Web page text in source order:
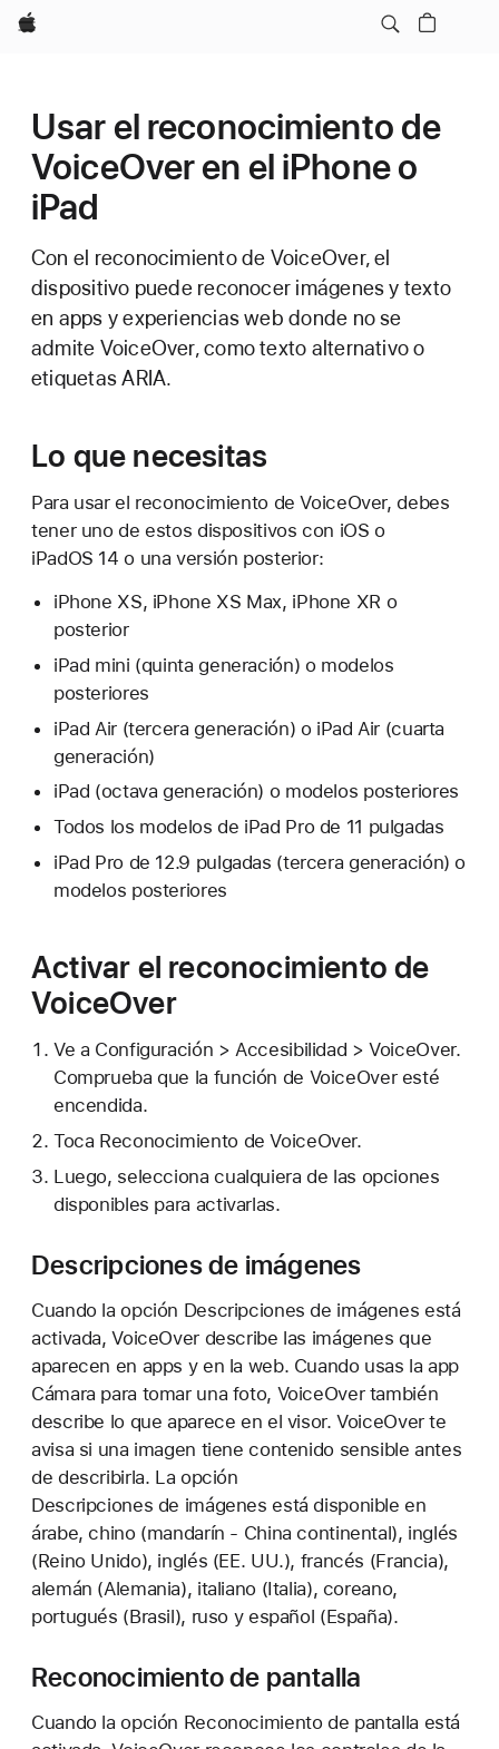
Apple
Usar el reconocimiento de
VoiceOver en el iPhone o
iPad
Con el reconocimiento de VoiceOver, el
dispositivo puede reconocer imágenes y texto
en apps y experiencias web donde no se
admite VoiceOver, como texto alternativo o
etiquetas ARIA.
Lo que necesitas
Para usar el reconocimiento de VoiceOver, debes
tener uno de estos dispositivos con iOS o
iPadOS 14 o una versión posterior:
iPhone XS, iPhone XS Max, iPhone XR o
posterior
iPad mini (quinta generación) o modelos
posteriores
iPad Air (tercera generación) o iPad Air (cuarta
generación)
iPad (octava generación) o modelos posteriores
Todos los modelos de iPad Pro de 11 pulgadas
iPad Pro de 12.9 pulgadas (tercera generación) o
modelos posteriores
Activar el reconocimiento de
VoiceOver
Ve a Configuración > Accesibilidad > VoiceOver.
Comprueba que la función de VoiceOver esté
encendida.
Toca Reconocimiento de VoiceOver.
Luego, selecciona cualquiera de las opciones
disponibles para activarlas.
Descripciones de imágenes
Cuando la opción Descripciones de imágenes está
activada, VoiceOver describe las imágenes que
aparecen en apps y en la web. Cuando usas la app
Cámara para tomar una foto, VoiceOver también
describe lo que aparece en el visor. VoiceOver te
avisa si una imagen tiene contenido sensible antes
de describirla. La opción
Descripciones de imágenes está disponible en
árabe, chino (mandarín - China continental), inglés
(Reino Unido), inglés (EE. UU.), francés (Francia),
alemán (Alemania), italiano (Italia), coreano,
portugués (Brasil), ruso y español (España).
Reconocimiento de pantalla
Cuando la opción Reconocimiento de pantalla está